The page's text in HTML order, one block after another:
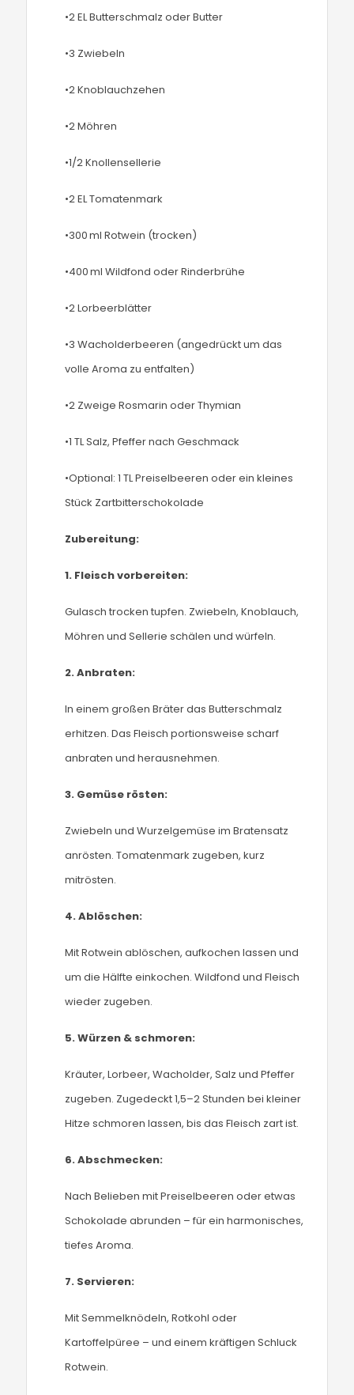
•2 EL Butterschmalz oder Butter
•3 Zwiebeln
•2 Knoblauchzehen
•2 Möhren
•1/2 Knollensellerie
•2 EL Tomatenmark
•300 ml Rotwein (trocken)
•400 ml Wildfond oder Rinderbrühe
•2 Lorbeerblätter
•3 Wacholderbeeren (angedrückt um das
volle Aroma zu entfalten)
•2 Zweige Rosmarin oder Thymian
•1 TL Salz, Pfeffer nach Geschmack
•Optional: 1 TL Preiselbeeren oder ein kleines
Stück Zartbitterschokolade
Zubereitung:
1. Fleisch vorbereiten:
Gulasch trocken tupfen. Zwiebeln, Knoblauch,
Möhren und Sellerie schälen und würfeln.
2.Anbraten:
In einem großen Bräter das Butterschmalz
erhitzen. Das Fleisch portionsweise scharf
anbraten und herausnehmen.
3. Gemüse rösten:
Zwiebeln und Wurzelgemüse im Bratensatz
anrösten. Tomatenmark zugeben, kurz
mitrösten.
4.Ablöschen:
Mit Rotwein ablöschen, aufkochen lassen und
um die Hälfte einkochen. Wildfond und Fleisch
wieder zugeben.
5.Würzen & schmoren:
Kräuter, Lorbeer, Wacholder, Salz und Pfeffer
zugeben. Zugedeckt 1,5–2 Stunden bei kleiner
Hitze schmoren lassen, bis das Fleisch zart ist.
6.Abschmecken:
Nach Belieben mit Preiselbeeren oder etwas
Schokolade abrunden – für ein harmonisches,
tiefes Aroma.
7. Servieren:
Mit Semmelknödeln, Rotkohl oder
Kartoffelpüree – und einem kräftigen Schluck
Rotwein.